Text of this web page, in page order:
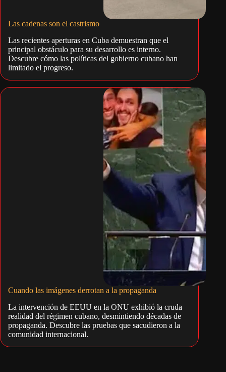
Las cadenas son el castrismo
Las recientes aperturas en Cuba demuestran que el
principal obstáculo para su desarrollo es interno.
Descubre cómo las políticas del gobierno cubano han
limitado el progreso.
Cuando las imágenes derrotan a la propaganda
La intervención de EEUU en la ONU exhibió la cruda
realidad del régimen cubano, desmintiendo décadas de
propaganda. Descubre las pruebas que sacudieron a la
comunidad internacional.